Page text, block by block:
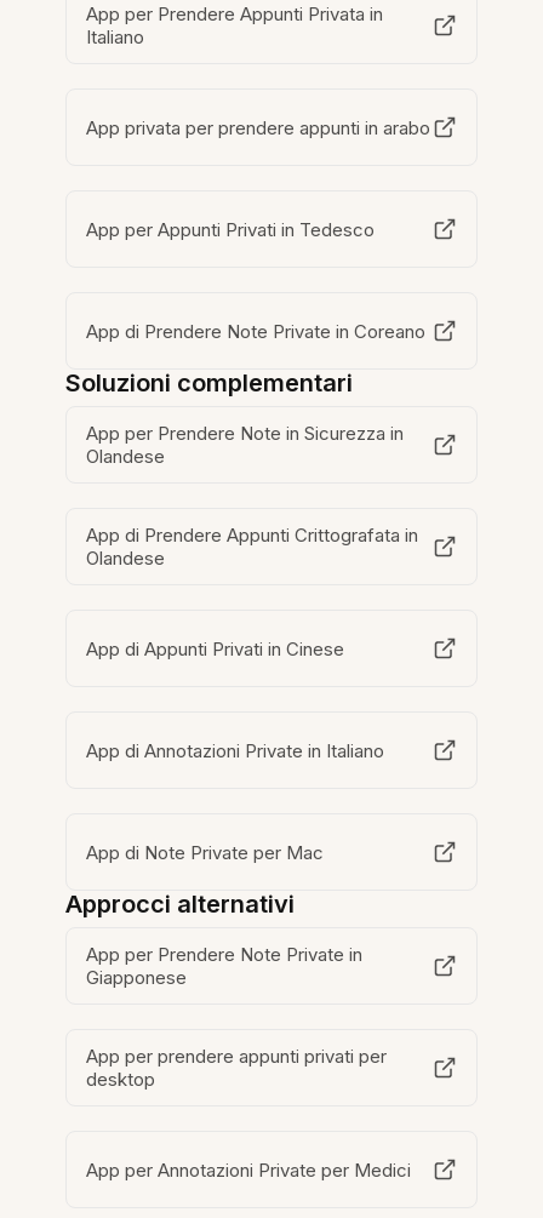
App per Prendere Appunti Privata in
Italiano
App privata per prendere appunti in arabo
App per Appunti Privati in Tedesco
App di Prendere Note Private in Coreano
Soluzioni complementari
App per Prendere Note in Sicurezza in
Olandese
App di Prendere Appunti Crittografata in
Olandese
App di Appunti Privati in Cinese
App di Annotazioni Private in Italiano
App di Note Private per Mac
Approcci alternativi
App per Prendere Note Private in
Giapponese
App per prendere appunti privati per
desktop
App per Annotazioni Private per Medici